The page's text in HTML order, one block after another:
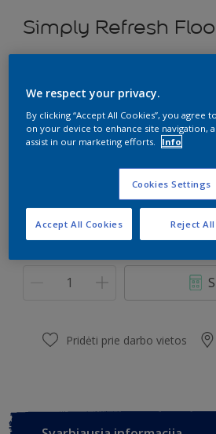
Simply Refresh
U0.30.50
0.9 L
Pridėti prie darbo vietos
We respect your privacy.
By clicking “Accept All Cookies”, you agree
on your device to enhance site navigation,
assist in our marketing efforts.
Info
Cookies Settings
Reject All
Accept All Cookies